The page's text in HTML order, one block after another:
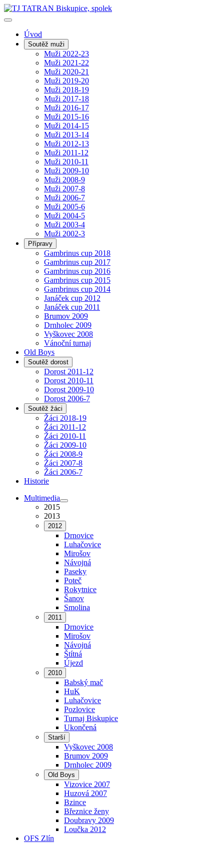
Úvod
Soutěž muži
Muži 2022-23
Muži 2021-22
Muži 2020-21
Muži 2019-20
Muži 2018-19
Muži 2017-18
Muži 2016-17
Muži 2015-16
Muži 2014-15
Muži 2013-14
Muži 2012-13
Muži 2011-12
Muži 2010-11
Muži 2009-10
Muži 2008-9
Muži 2007-8
Muži 2006-7
Muži 2005-6
Muži 2004-5
Muži 2003-4
Muži 2002-3
Přípravy
Gambrinus cup 2018
Gambrinus cup 2017
Gambrinus cup 2016
Gambrinus cup 2015
Gambrinus cup 2014
Janáček cup 2012
Janáček cup 2011
Brumov 2009
Drnholec 2009
Vyškovec 2008
Vánoční turnaj
Old Boys
Soutěž dorost
Dorost 2011-12
Dorost 2010-11
Dorost 2009-10
Dorost 2006-7
Soutěž žáci
Žáci 2018-19
Žáci 2011-12
Žáci 2010-11
Žáci 2009-10
Žáci 2008-9
Žáci 2007-8
Žáci 2006-7
Historie
Multimedia
2015
2013
2012
Drnovice
Luhačovice
Mirošov
Návojná
Paseky
Poteč
Rokytnice
Šanov
Smolina
2011
Drnovice
Mirošov
Návojná
Štítná
Újezd
2010
Babský mač
HuK
Luhačovice
Pozlovice
Turnaj Biskupice
Ukončená
Starší
Vyškovec 2008
Brumov 2009
Drnholec 2009
Old Boys
Vizovice 2007
Huzová 2007
Bzince
Březnice ženy
Doubravy 2009
Loučka 2012
OFS Zlín